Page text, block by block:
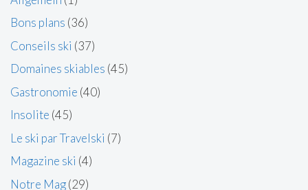
Bons plans (36)
Conseils ski (37)
Domaines skiables (45)
Gastronomie (40)
Insolite (45)
Le ski par Travelski (7)
Magazine ski (4)
Notre Mag(29)